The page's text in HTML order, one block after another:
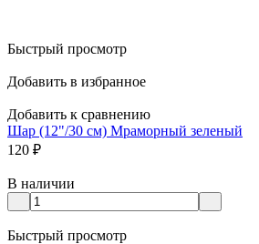
Быстрый просмотр
Добавить в избранное
Добавить к сравнению
Шар (12"/30 см) Мраморный зеленый
120 ₽
В наличии
Быстрый просмотр